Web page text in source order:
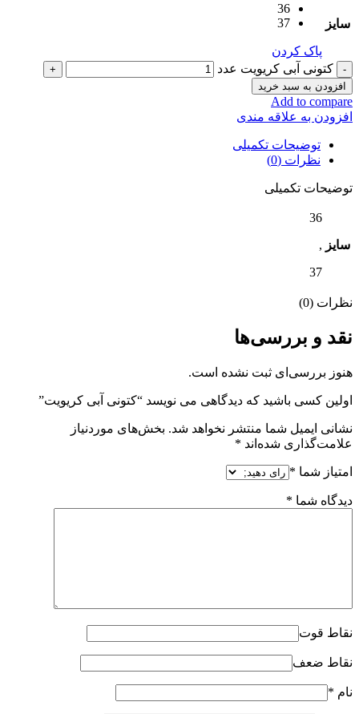
سایز
36
37
پاک کردن
کتونی آبی کریویت عدد
افزودن به سبد خرید
Add to compare
افزودن به علاقه مندی
توضیحات تکمیلی
نظرات (0)
توضیحات تکمیلی
سایز
36
,
37
نظرات (0)
نقد و بررسی‌ها
هنوز بررسی‌ای ثبت نشده است.
اولین کسی باشید که دیدگاهی می نویسد “کتونی آبی کریویت”
نشانی ایمیل شما منتشر نخواهد شد. بخش‌های موردنیاز
علامت‌گذاری شده‌اند *
امتیاز شما *
دیدگاه شما *
نقاط قوت
نقاط ضعف
نام *